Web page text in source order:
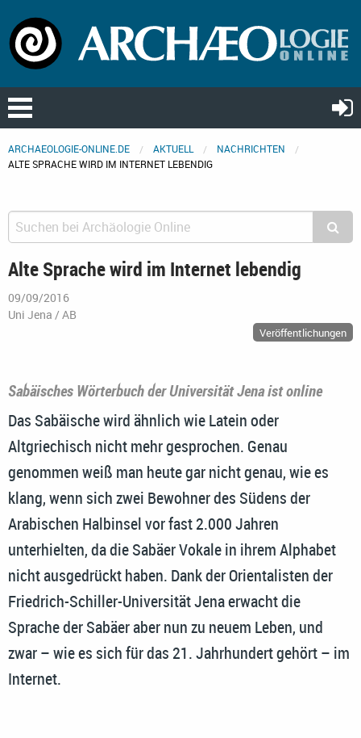
ARCHAEOLOGIE-ONLINE.DE AKTUELL
NACHRICHTEN
ALTE SPRACHE WIRD IM INTERNET LEBENDIG
Alte Sprache wird im Internet lebendig
09/09/2016
Uni Jena / AB
Veröffentlichungen
Sabäisches Wörterbuch der Universität Jena ist online
Das Sabäische wird ähnlich wie Latein oder
Altgriechisch nicht mehr gesprochen. Genau
genommen weiß man heute gar nicht genau, wie es
klang, wenn sich zwei Bewohner des Südens der
Arabischen Halbinsel vor fast 2.000 Jahren
unterhielten, da die Sabäer Vokale in ihrem Alphabet
nicht ausgedrückt haben. Dank der Orientalisten der
Friedrich-Schiller-Universität Jena erwacht die
Sprache der Sabäer aber nun zu neuem Leben, und
zwar – wie es sich für das 21. Jahrhundert gehört – im
Internet.